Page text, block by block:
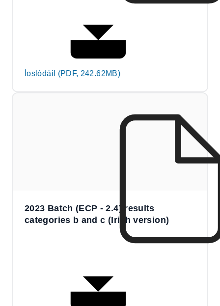
Íoslódáil (PDF, 242.62MB)
2023 Batch (ECP - 2.4) results
categories b and c (Irish version)